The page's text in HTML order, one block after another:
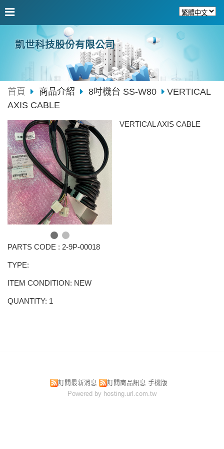
凱世科技股份有限公司
首頁 商品介紹 8吋機台 SS-W80
VERTICAL
AXIS CABLE
VERTICAL AXIS CABLE
PARTS CODE : 2-9P-00018
TYPE:
ITEM CONDITION: NEW
QUANTITY: 1
訂閱最新消息 訂閱商品訊息 手機版
Powered by hosting.url.com.tw